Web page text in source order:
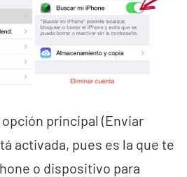
principal (Enviar
activada, pues es la que te
o dispositivo para